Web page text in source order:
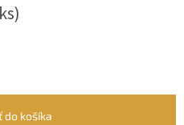
do košíka